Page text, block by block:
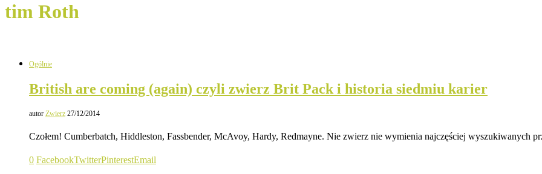
tim Roth
Ogólnie
British are coming (again) czyli zwierz Brit Pack i historia siedmiu karier
autor Zwierz 27/12/2014
Czołem! Cumberbatch, Hiddleston, Fassbender, McAvoy, Hardy, Redmayne. Nie zwierz nie wymienia najczęściej wyszukiwanych
0 FacebookTwitterPinterestEmail